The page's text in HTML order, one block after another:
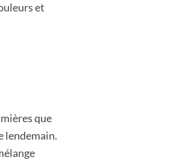
et
que
lendemain.